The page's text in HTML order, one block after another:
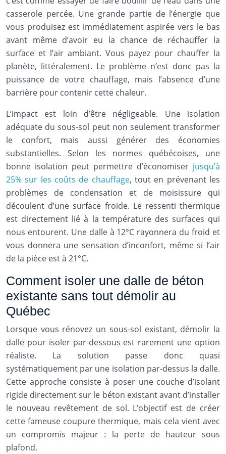
casserole percée. Une grande partie de l’énergie que
vous produisez est immédiatement aspirée vers le bas
avant même d’avoir eu la chance de réchauffer la
surface et l’air ambiant. Vous payez pour chauffer la
planète, littéralement. Le problème n’est donc pas la
puissance de votre chauffage, mais l’absence d’une
barrière pour contenir cette chaleur.
L’impact est loin d’être négligeable. Une isolation
adéquate du sous-sol peut non seulement transformer
le confort, mais aussi générer des économies
substantielles. Selon les normes québécoises, une
bonne isolation peut permettre d’économiser jusqu’à
25% sur les coûts de chauffage, tout en prévenant les
problèmes de condensation et de moisissure qui
découlent d’une surface froide. Le ressenti thermique
est directement lié à la température des surfaces qui
nous entourent. Une dalle à 12°C rayonnera du froid et
vous donnera une sensation d’inconfort, même si l’air
de la pièce est à 21°C.
Comment isoler une dalle de béton
existante sans tout démolir au
Québec
Lorsque vous rénovez un sous-sol existant, démolir la
dalle pour isoler par-dessous est rarement une option
réaliste. La solution passe donc quasi
systématiquement par une isolation par-dessus la dalle.
Cette approche consiste à poser une couche d’isolant
rigide directement sur le béton existant avant d’installer
le nouveau revêtement de sol. L’objectif est de créer
cette fameuse coupure thermique, mais cela vient avec
un compromis majeur : la perte de hauteur sous
plafond.